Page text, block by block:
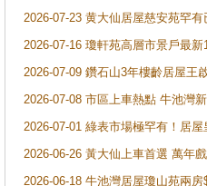
2026-07-23 黄大仙居屋慈安苑罕
2026-07-16 瓊軒苑高層市景戶最
2026-07-09 鑽石山3年樓齡居屋王
2026-07-08 市區上車熱點 牛池灣
2026-07-01 綠表市場極罕有！居
2026-06-26 黃大仙上車首選 萬年
2026-06-18 牛池灣居屋瓊山苑兩